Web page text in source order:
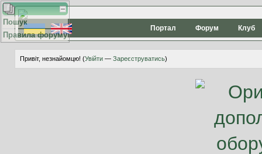
Портал Форум Клуб
Привіт, незнайомцю! (Увійти— Зареєструватись)
Пошук
Правила форуму